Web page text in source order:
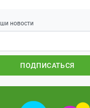
новости
ПОДПИСАТЬСЯ